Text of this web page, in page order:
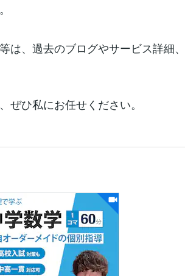
は、過去のブログやサービス詳細
ぜひ私にお任せください。